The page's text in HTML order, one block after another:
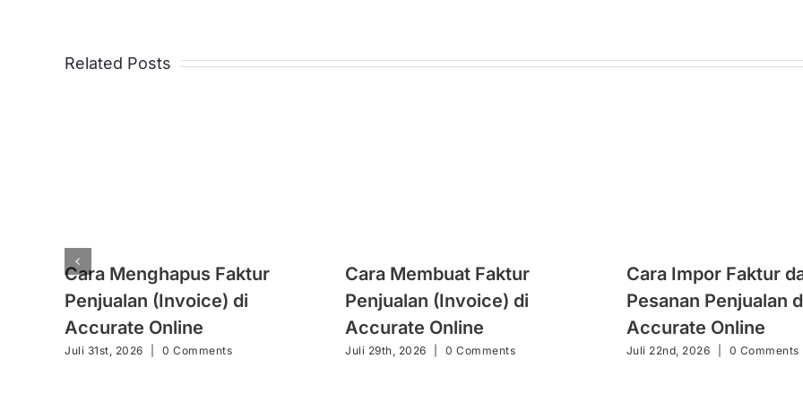
Related Posts
Cara Menghapus Faktur
Penjualan (Invoice) di
Accurate Online
Juli 31st, 2026 0 Comments
Cara Membuat Faktur
Penjualan (Invoice) di
Accurate Online
Juli 29th, 2026 0 Comments
Cara Impor Faktur
Pesanan Penjualan
Accurate Online
Juli 22nd, 2026 0 Comments